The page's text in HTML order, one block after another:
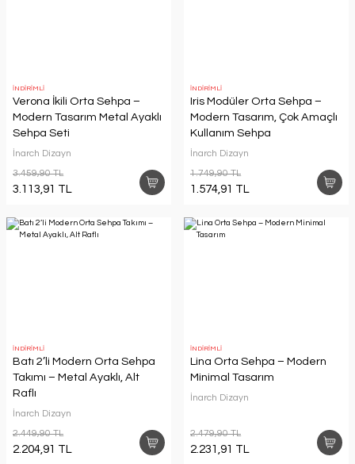
İNDİRİMLİ
Verona İkili Orta Sehpa –
Modern Tasarım Metal Ayaklı
Sehpa Seti
İnarch Dizayn
3.459,90 TL
3.113,91 TL
İNDİRİMLİ
Iris Modüler Orta Sehpa –
Modern Tasarım, Çok Amaçlı
Kullanım Sehpa
İnarch Dizayn
1.749,90 TL
1.574,91 TL
İNDİRİMLİ
Batı 2’li Modern Orta Sehpa
Takımı – Metal Ayaklı, Alt
Raflı
İnarch Dizayn
2.449,90 TL
2.204,91 TL
İNDİRİMLİ
Lina Orta Sehpa – Modern
Minimal Tasarım
İnarch Dizayn
2.479,90 TL
2.231,91 TL